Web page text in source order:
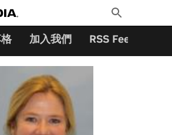
Toggle
Search
加入我們 RSS Feeds